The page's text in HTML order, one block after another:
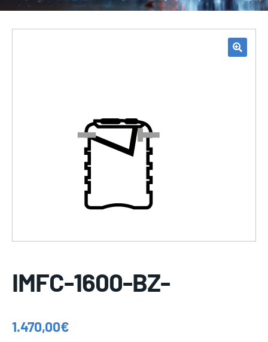
IMFC-1600-BZ-
1.470,00€